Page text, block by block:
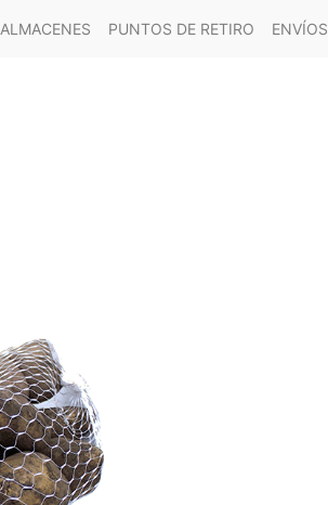
ALMACENES PUNTOS DE RETIRO ENVÍOS